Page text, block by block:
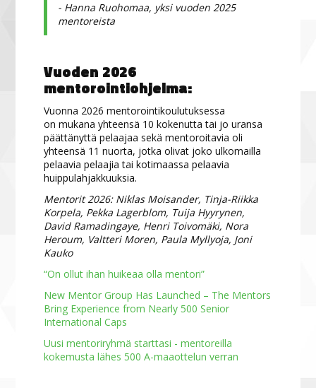
- Hanna Ruohomaa, yksi vuoden 2025
mentoreista
Vuoden 2026
mentorointiohjelma:
Vuonna 2026 mentorointikoulutuksessa
on mukana yhteensä 10 kokenutta tai jo uransa
päättänyttä pelaajaa sekä mentoroitavia oli
yhteensä 11 nuorta, jotka olivat joko ulkomailla
pelaavia pelaajia tai kotimaassa pelaavia
huippulahjakkuuksia.
Mentorit 2026: Niklas Moisander, Tinja-Riikka
Korpela, Pekka Lagerblom, Tuija Hyyrynen,
David Ramadingaye, Henri Toivomäki, Nora
Heroum, Valtteri Moren, Paula Myllyoja, Joni
Kauko
“On ollut ihan huikeaa olla mentori”
New Mentor Group Has Launched – The Mentors
Bring Experience from Nearly 500 Senior
International Caps
Uusi mentoriryhmä starttasi - mentoreilla
kokemusta lähes 500 A-maaottelun verran